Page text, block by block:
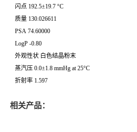
闪点 192.5±19.7 °C
质量 130.026611
PSA 74.60000
LogP -0.80
外观性状 白色结晶粉末
蒸汽压 0.0±1.8 mmHg at 25°C
折射率 1.597
相关产品：